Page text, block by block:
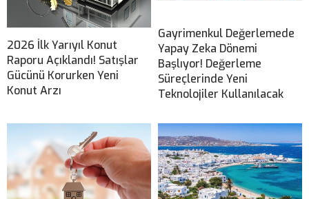
2026 İlk Yarıyıl Konut
Raporu Açıklandı! Satışlar
Gücünü Korurken Yeni
Konut Arzı
Gayrimenkul Değerlemede
Yapay Zeka Dönemi
Başlıyor! Değerleme
Süreçlerinde Yeni
Teknolojiler Kullanılacak